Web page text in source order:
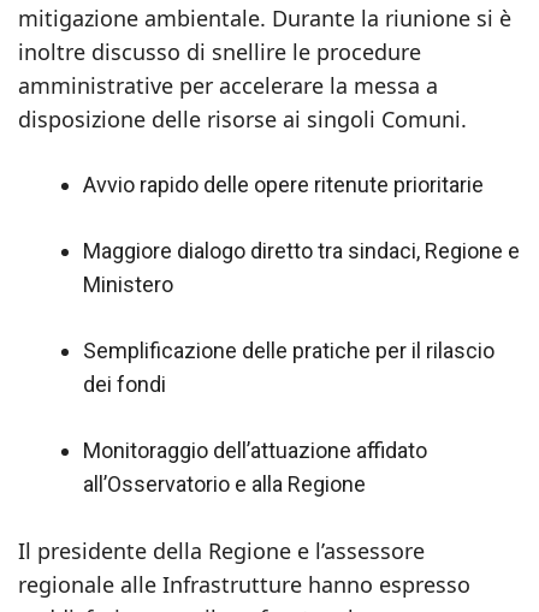
mitigazione ambientale. Durante la riunione si è
inoltre discusso di snellire le procedure
amministrative per accelerare la messa a
disposizione delle risorse ai singoli Comuni.
Avvio rapido delle opere ritenute prioritarie
Maggiore dialogo diretto tra sindaci, Regione e
Ministero
Semplificazione delle pratiche per il rilascio
dei fondi
Monitoraggio dell’attuazione affidato
all’Osservatorio e alla Regione
Il presidente della Regione e l’assessore
regionale alle Infrastrutture hanno espresso